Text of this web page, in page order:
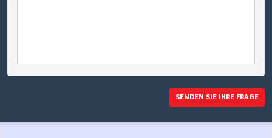
SENDEN SIE IHRE FRAGE